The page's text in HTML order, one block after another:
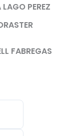
PEREZ
FABREGAS